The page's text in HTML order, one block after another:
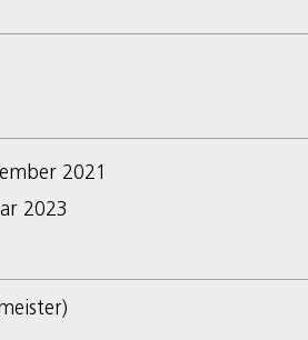
2021
2023